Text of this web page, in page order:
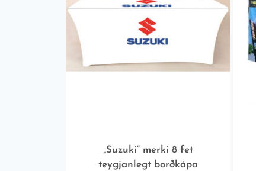
„Suzuki“ merki 8 fet
teygjanlegt borðkápa